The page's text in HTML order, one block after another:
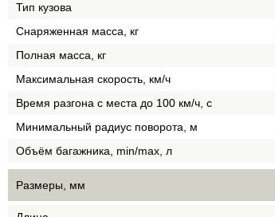
Тип кузова
Снаряженная масса, кг
Полная масса, кг
Максимальная скорость, км/ч
Время разгона с места до 100 км/ч, с
Минимальный радиус поворота, м
Объём багажника, min/max, л
Размеры, мм